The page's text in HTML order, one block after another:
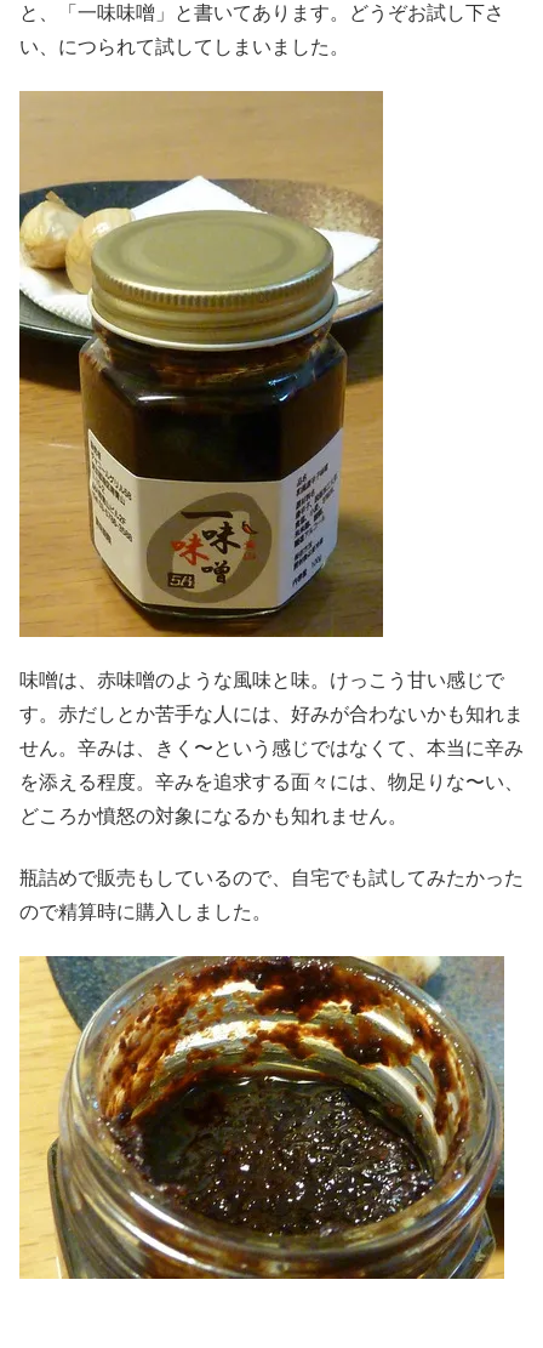
と、「一味味噌」と書いてあります。どうぞお試し下さ
い、につられて試してしまいました。
味噌は、赤味噌のような風味と味。けっこう甘い感じで
す。赤だしとか苦手な人には、好みが合わないかも知れま
せん。辛みは、きく〜という感じではなくて、本当に辛み
を添える程度。辛みを追求する面々には、物足りな〜い、
どころか憤怒の対象になるかも知れません。
瓶詰めで販売もしているので、自宅でも試してみたかった
ので精算時に購入しました。